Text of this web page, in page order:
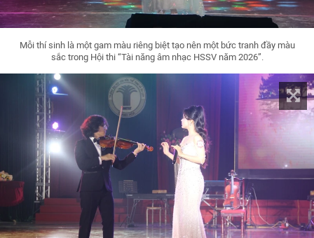
Mỗi thí sinh là một gam màu riêng biệt tạo nên một bức tranh đầy màu
sắc trong Hội thi “Tài năng âm nhạc HSSV năm 2026”.